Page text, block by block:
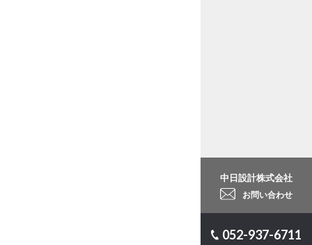
中日設計株式会社
お問い合わせ
052-937-6711